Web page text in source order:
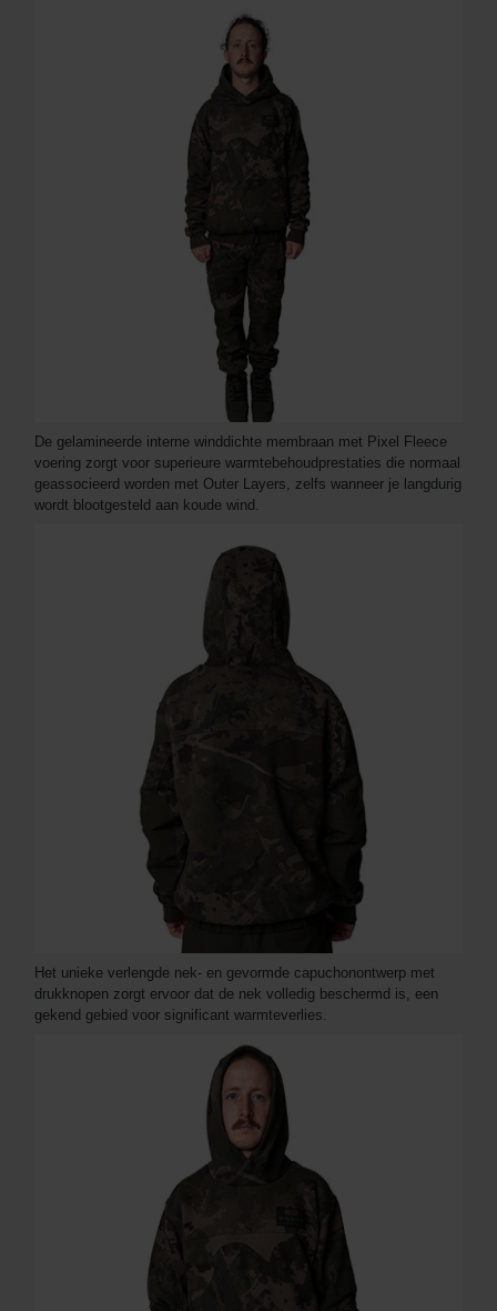
De gelamineerde interne winddichte membraan met Pixel Fleece
voering zorgt voor superieure warmtebehoudprestaties die normaal
geassocieerd worden met Outer Layers, zelfs wanneer je langdurig
wordt blootgesteld aan koude wind.
Het unieke verlengde nek- en gevormde capuchonontwerp met
drukknopen zorgt ervoor dat de nek volledig beschermd is, een
gekend gebied voor significant warmteverlies.